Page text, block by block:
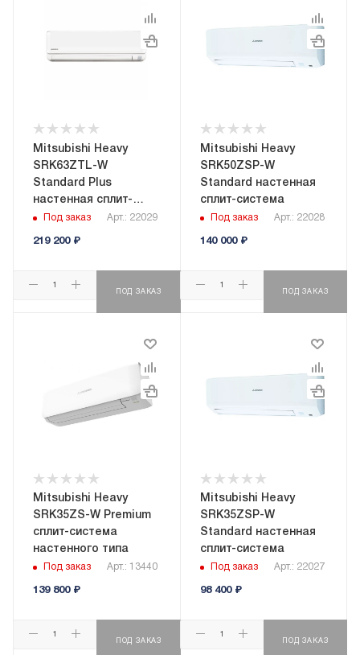
Mitsubishi Heavy
SRK63ZTL-W
Standard Plus
настенная сплит-
система
Под заказ Арт.: 22029
219 200₽
ПОД ЗАКАЗ
Mitsubishi Heavy
SRK50ZSP-W
Standard настенная
сплит-система
Под заказ Арт.: 22028
140 000₽
ПОД ЗАКАЗ
Mitsubishi Heavy
SRK35ZS-W Premium
сплит-система
настенного типа
Под заказ Арт.: 13440
139 800₽
ПОД ЗАКАЗ
Mitsubishi Heavy
SRK35ZSP-W
Standard настенная
сплит-система
Под заказ Арт.: 22027
98 400₽
ПОД ЗАКАЗ